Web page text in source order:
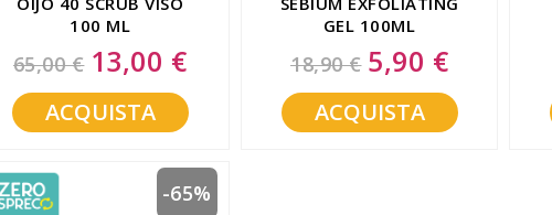
100 ML
65,00 € Special
Price
13,00 €
ACQUISTA
GEL 100ML
18,90 € Special
Price
5,90 €
ACQUISTA
-65%